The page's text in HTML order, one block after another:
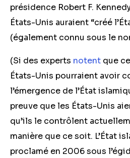
présidence Robert F.
États-Unis auraient “créé
(également connu sous le
(Si des experts notent que
États-Unis pourraient avoir
l’émergence de l’État
preuve que les États-Unis
qu’ils le contrôlent
manière que ce soit. L’État
proclamé en 2006 sous